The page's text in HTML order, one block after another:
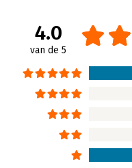
4.0
van de 5